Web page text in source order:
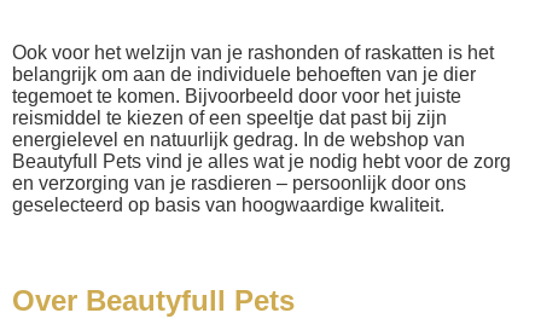
Ook voor het welzijn van je rashonden of raskatten is het
belangrijk om aan de individuele behoeften van je dier
tegemoet te komen. Bijvoorbeeld door voor het juiste
reismiddel te kiezen of een speeltje dat past bij zijn
energielevel en natuurlijk gedrag. In de webshop van
Beautyfull Pets vind je alles wat je nodig hebt voor de zorg
en verzorging van je rasdieren – persoonlijk door ons
geselecteerd op basis van hoogwaardige kwaliteit.
Over Beautyfull Pets